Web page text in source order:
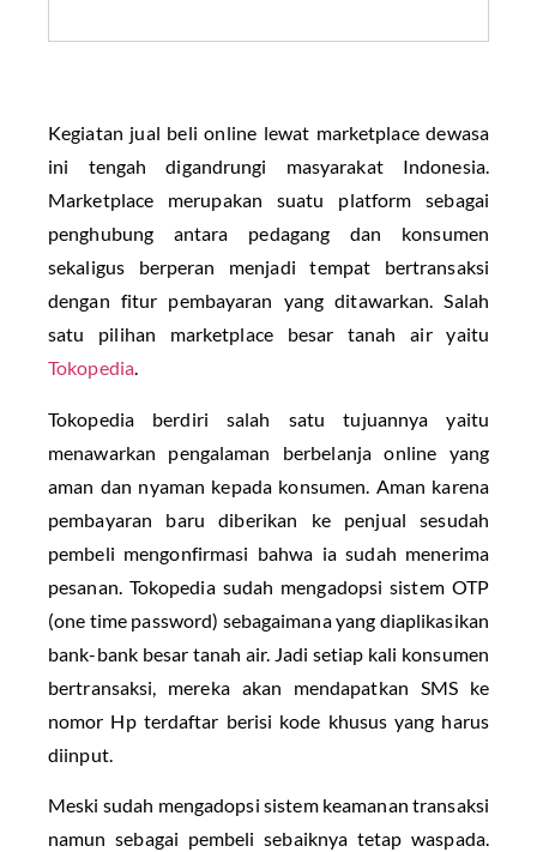
Kegiatan jual beli online lewat marketplace dewasa
ini tengah digandrungi masyarakat Indonesia.
Marketplace merupakan suatu platform sebagai
penghubung antara pedagang dan konsumen
sekaligus berperan menjadi tempat bertransaksi
dengan fitur pembayaran yang ditawarkan. Salah
satu pilihan marketplace besar tanah air yaitu
Tokopedia.
Tokopedia berdiri salah satu tujuannya yaitu
menawarkan pengalaman berbelanja online yang
aman dan nyaman kepada konsumen. Aman karena
pembayaran baru diberikan ke penjual sesudah
pembeli mengonfirmasi bahwa ia sudah menerima
pesanan. Tokopedia sudah mengadopsi sistem OTP
(one time password) sebagaimana yang diaplikasikan
bank-bank besar tanah air. Jadi setiap kali konsumen
bertransaksi, mereka akan mendapatkan SMS ke
nomor Hp terdaftar berisi kode khusus yang harus
diinput.
Meski sudah mengadopsi sistem keamanan transaksi
namun sebagai pembeli sebaiknya tetap waspada.